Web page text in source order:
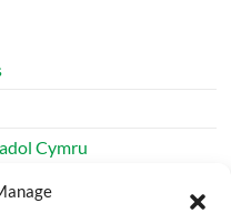
Cymru
Cytûn